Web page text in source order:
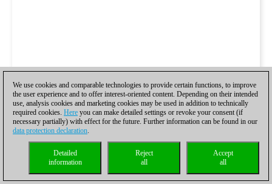
We use cookies and comparable technologies to provide certain functions, to improve
the user experience and to offer interest-oriented content. Depending on their intended
use, analysis cookies and marketing cookies may be used in addition to technically
required cookies. Here you can make detailed settings or revoke your consent (if
necessary partially) with effect for the future. Further information can be found in our
data protection declaration.
Accept
all
Reject
all
Detailed
information